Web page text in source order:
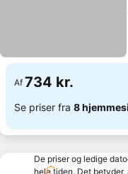
Af 734 kr.
Se priser fra 8
De priser og ledige
hele tiden. Det